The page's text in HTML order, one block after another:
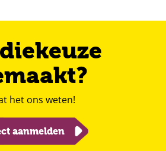
het ons weten!
aanmelden